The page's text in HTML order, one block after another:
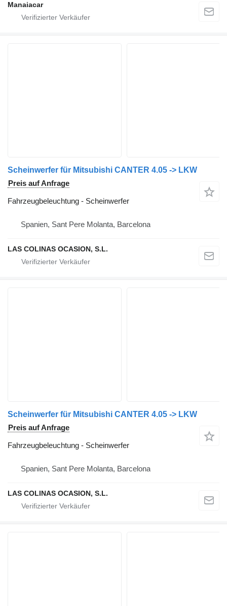
Manaiacar
Scheinwerfer für Mitsubishi CANTER 4.05 -> LKW
Preis auf Anfrage
Fahrzeugbeleuchtung - Scheinwerfer
Spanien, Sant Pere Molanta, Barcelona
LAS COLINAS OCASION, S.L.
Scheinwerfer für Mitsubishi CANTER 4.05 -> LKW
Preis auf Anfrage
Fahrzeugbeleuchtung - Scheinwerfer
Spanien, Sant Pere Molanta, Barcelona
LAS COLINAS OCASION, S.L.